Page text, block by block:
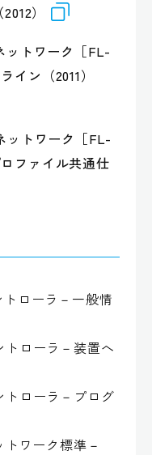
）
トワーク［FL-
ン（2011）
トワーク［FL-
ファイル共通仕
ローラ－一般情
ローラ－装置へ
ローラ－プログ
ワーク標準－